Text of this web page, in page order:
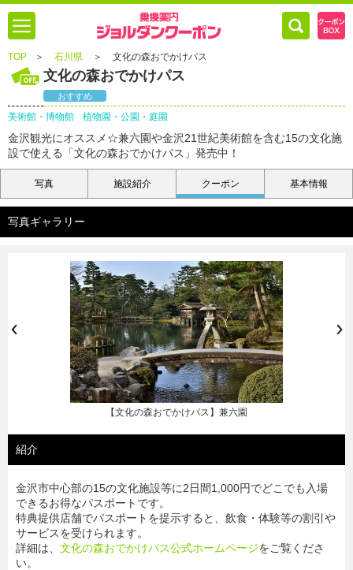
TOP ＞ 石川県 ＞ 文化の森おでかけパス
文化の森おでかけパス
おすすめ
美術館・博物館 植物園・公園・庭園
金沢観光にオススメ☆兼六園や金沢21世紀美術館を含む15の文化施
設で使える「文化の森おでかけパス」発売中！
写真 施設紹介 クーポン 基本情報
写真ギャラリー
【文化の森おでかけパス】金沢21世紀美術館
紹介
金沢市中心部の15の文化施設等に2日間1,000円でどこでも入場
できるお得なパスポートです。
特典提供店舗でパスポートを提示すると、飲食・体験等の割引や
サービスを受けられます。
詳細は、 文化の森おでかけパス公式ホームページをご覧くださ
い。